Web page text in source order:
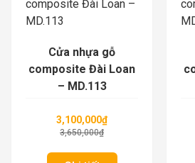
Cửa nhựa gỗ
composite Đài Loan
– MD.112
3,100,000₫
3,650,000₫